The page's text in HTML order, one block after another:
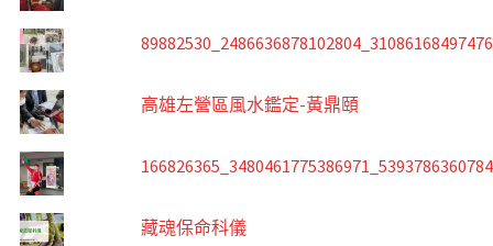
高雄左營區風水鑑定-黃鼎頤
藏魂保命科儀